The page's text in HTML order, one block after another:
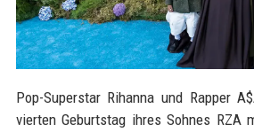
Pop-Superstar Rihanna und Rapper
vierten Geburtstag ihres Sohnes RZA